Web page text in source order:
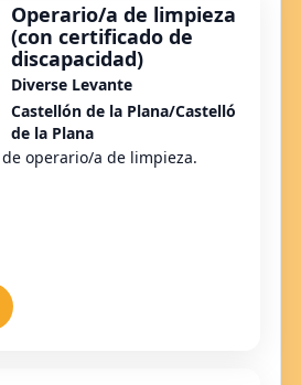
Operario/a de limpieza
(con certificado de
discapacidad)
Diverse Levante
Castellón de la Plana/Castelló
de la Plana
operario/a de limpieza.